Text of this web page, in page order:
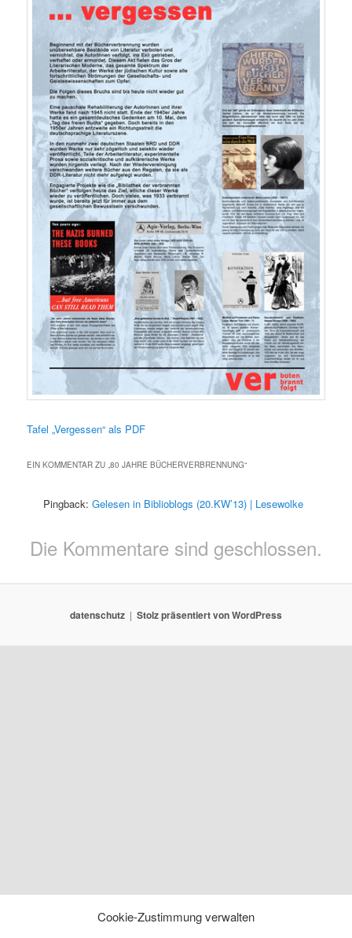
Cookie-Zustimmung verwalten
Tafel „Vergessen“ als PDF
EIN KOMMENTAR ZU „80 JAHRE BÜCHERVERBRENNUNG“
Pingback:Gelesen in Biblioblogs (20.KW’13) | Lesewolke
Die Kommentare sind geschlossen.
datenschutz Stolz präsentiert von WordPress